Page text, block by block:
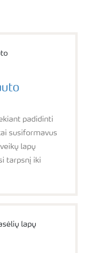
padidinti
susiformavus
lapų
tarpsnį iki